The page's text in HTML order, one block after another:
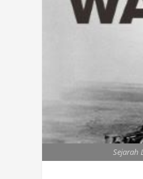
Sejarah